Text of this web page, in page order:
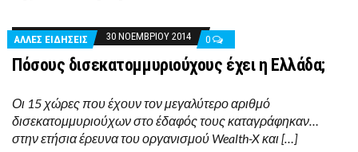
ΑΛΛΕΣ ΕΙΔΗΣΕΙΣ 30 ΝΟΕΜΒΡΊΟΥ 2014 0
Πόσους δισεκατομμυριούχους έχει η Ελλάδα;
Οι 15 χώρες που έχουν τον μεγαλύτερο αριθμό
δισεκατομμυριούχων στο έδαφός τους καταγράφηκαν…
στην ετήσια έρευνα του οργανισμού Wealth-X και […]